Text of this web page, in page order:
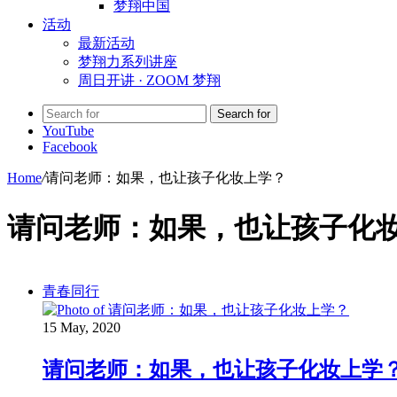
梦翔中国
活动
最新活动
梦翔力系列讲座
周日开讲 · ZOOM 梦翔
Search for
YouTube
Facebook
Home/请问老师：如果，也让孩子化妆上学？
请问老师：如果，也让孩子化
青春同行
15 May, 2020
请问老师：如果，也让孩子化妆上学